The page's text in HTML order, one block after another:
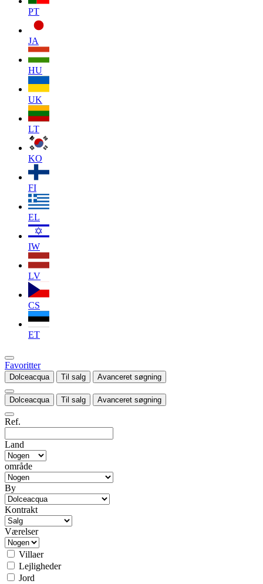
PT
JA
HU
UK
LT
KO
FI
EL
IW
LV
CS
ET
Favoritter
Dolceacqua Til salg Avanceret søgning
Dolceacqua Til salg Avanceret søgning
Ref.
Land
område
By
Kontrakt
Værelser
Villaer
Lejligheder
Jord